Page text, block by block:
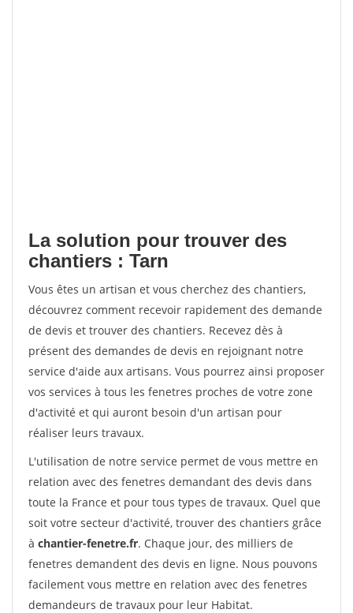
La solution pour trouver des
chantiers : Tarn
Vous êtes un artisan et vous cherchez des chantiers,
découvrez comment recevoir rapidement des demande
de devis et trouver des chantiers. Recevez dès à
présent des demandes de devis en rejoignant notre
service d'aide aux artisans. Vous pourrez ainsi proposer
vos services à tous les fenetres proches de votre zone
d'activité et qui auront besoin d'un artisan pour
réaliser leurs travaux.
L'utilisation de notre service permet de vous mettre en
relation avec des fenetres demandant des devis dans
toute la France et pour tous types de travaux. Quel que
soit votre secteur d'activité, trouver des chantiers grâce
à chantier-fenetre.fr. Chaque jour, des milliers de
fenetres demandent des devis en ligne. Nous pouvons
facilement vous mettre en relation avec des fenetres
demandeurs de travaux pour leur Habitat.